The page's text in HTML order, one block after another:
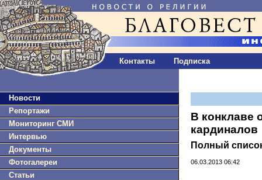
Контакты Подписка
Новости
Репортажи
Мониторинг СМИ
Интервью
Документы
Фотогалереи
Статьи
В конклаве
кардиналов
Полный
06.03.2013 06:42